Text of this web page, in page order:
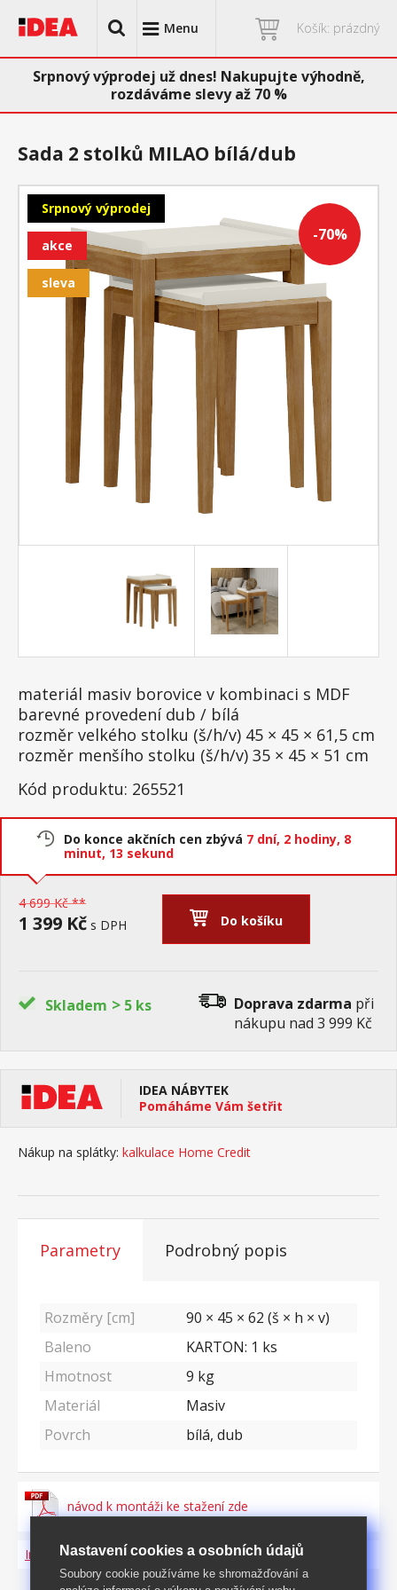
Menu Košík: prázdný
Srpnový výprodej už dnes! Nakupujte výhodně,
rozdáváme slevy až 70 %
-70%
Srpnový výprodej
akce
sleva
Sada 2 stolků MILAO bílá/dub
materiál masiv borovice v kombinaci s MDF
barevné provedení dub / bílá
rozměr velkého stolku (š/h/v) 45 × 45 × 61,5 cm
rozměr menšího stolku (š/h/v) 35 × 45 × 51 cm
Kód produktu: 265521
Do konce akčních cen zbývá 7 dní, 2 hodiny, 8
minut, 13 sekund
4 699 Kč **
1 399 Kč s DPH Do košíku
Skladem > 5 ks Doprava zdarma při
nákupu nad 3 999 Kč
IDEA NÁBYTEK
Pomáháme Vám šetřit
Nákup na splátky: kalkulace Home Credit
Parametry Podrobný popis
Rozměry [cm]
90 × 45 × 62 (š × h × v)
Baleno
KARTON: 1 ks
Hmotnost
9 kg
Materiál
Masiv
Povrch
bílá, dub
návod k montáži ke stažení zde
Informace o produktu a bezpečnosti
Nastavení cookies a osobních údajů
Soubory cookie používáme ke shromažďování a